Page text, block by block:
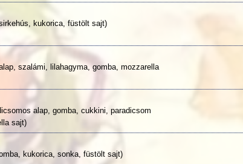
kukorica, füstölt sajt)
szalámi, lilahagyma, gomba, mozzarella
alap, gomba, cukkini, paradicsom
sajt)
kukorica, sonka, füstölt sajt)